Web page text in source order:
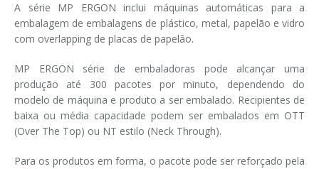
A série MP ERGON inclui máquinas automáticas para a
embalagem de embalagens de plástico, metal, papelão e vidro
com overlapping de placas de papelão.
MP ERGON série de embaladoras pode alcançar uma
produção até 300 pacotes por minuto, dependendo do
modelo de máquina e produto a ser embalado. Recipientes de
baixa ou média capacidade podem ser embalados em OTT
(Over The Top) ou NT estilo (Neck Through).
Para os produtos em forma, o pacote pode ser reforçado pela